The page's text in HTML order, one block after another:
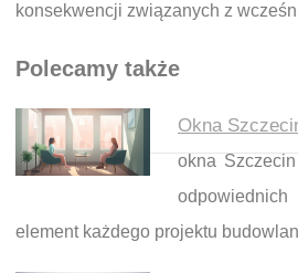
konsekwencji związanych z
Polecamy także
Okna
okna
element każdego projektu
Nawigacja wpisu